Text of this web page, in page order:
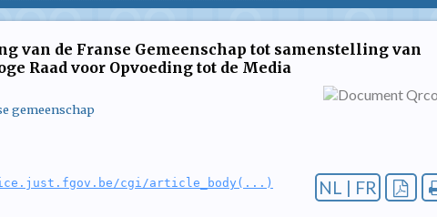
van de Franse Gemeenschap tot samenstelling van
Raad voor Opvoeding tot de Media
gemeenschap
cgi/article_body(...) NL | FR